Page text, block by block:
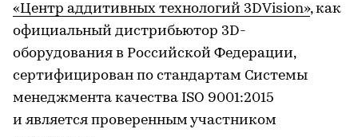
«Центр аддитивных технологий 3DVision», как
официальный дистрибьютор 3D-
оборудования в Российской Федерации,
сертифицирован по стандартам Системы
менеджмента качества ISO 9001:2015
и является проверенным участником